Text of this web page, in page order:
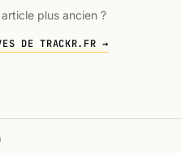
plus ancien ?
DE TRACKR.FR →